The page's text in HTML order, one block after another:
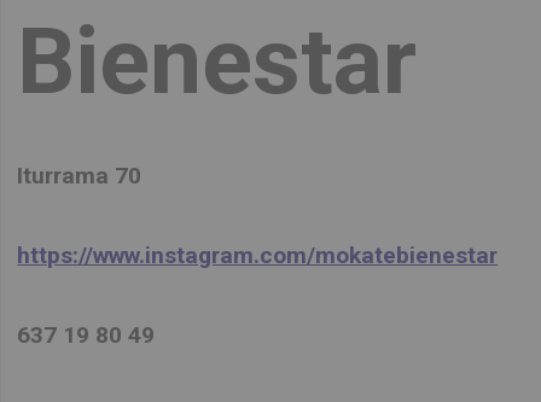
Bienestar
Iturrama 70
https://www.instagram.com/mokatebienestar
637 19 80 49